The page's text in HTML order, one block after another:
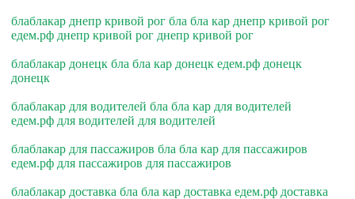
блаблакар днепр кривой рог бла бла кар днепр кривой рог
едем.рф днепр кривой рог днепр кривой рог
блаблакар донецк бла бла кар донецк едем.рф донецк
донецк
блаблакар для водителей бла бла кар для водителей
едем.рф для водителей для водителей
блаблакар для пассажиров бла бла кар для пассажиров
едем.рф для пассажиров для пассажиров
блаблакар доставка бла бла кар доставка едем.рф доставка